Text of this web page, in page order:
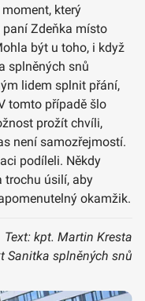
který
Zdeňka místo
být u toho, i když
splněných snů
lidem splnit přání,
tomto případě šlo
prožít chvíli,
není samozřejmostí.
podíleli. Někdy
trochu úsilí, aby
okamžik.
Text: kpt. Martin Kresta
Sanitka splněných snů